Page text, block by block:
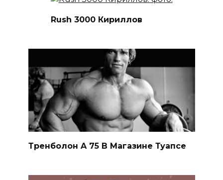
Rush 3000 Кириллов
Тренболон A 75 В Магазине Туапсе